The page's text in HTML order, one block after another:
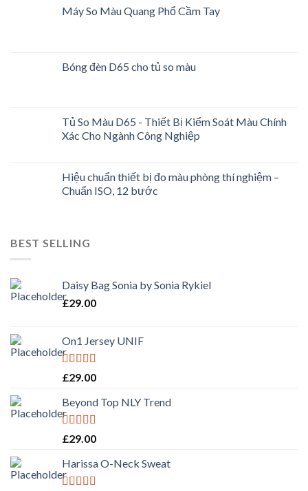
Máy So Màu Quang Phổ Cầm Tay
Bóng đèn D65 cho tủ so màu
Tủ So Màu D65 - Thiết Bị Kiểm Soát Màu Chính
Xác Cho Ngành Công Nghiệp
Hiệu chuẩn thiết bị đo màu phòng thí nghiệm –
Chuẩn ISO, 12 bước
BEST SELLING
Daisy Bag Sonia by Sonia Rykiel
£29.00
On1 Jersey UNIF
Rated5.00
£29.00
Beyond Top NLY Trend
Rated
of 5
£29.00
Harissa O-Neck Sweat